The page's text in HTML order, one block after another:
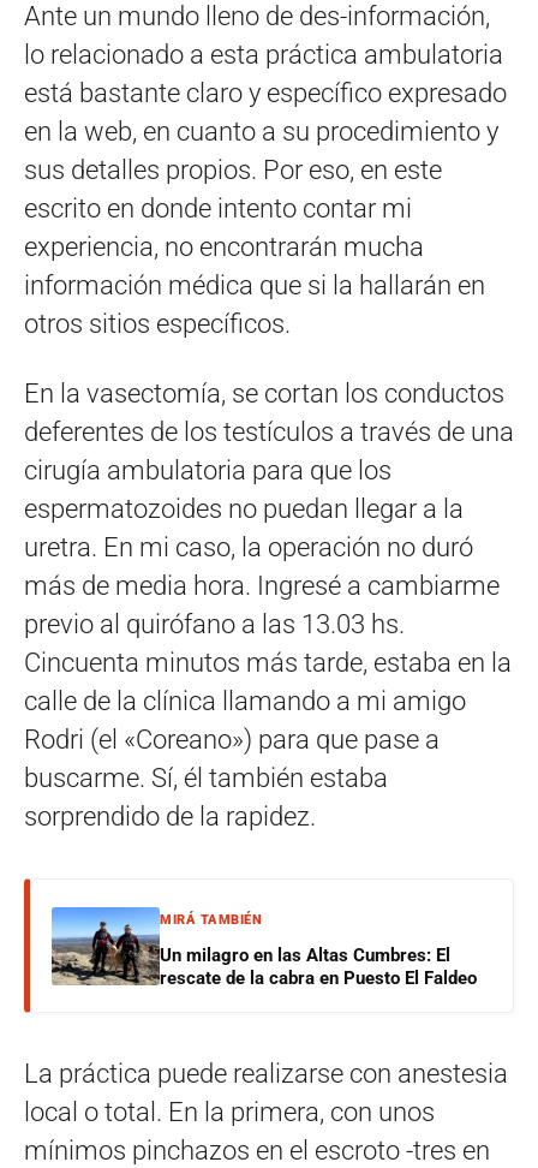
Ante un mundo lleno de des-información,
lo relacionado a esta práctica ambulatoria
está bastante claro y específico expresado
en la web, en cuanto a su procedimiento y
sus detalles propios. Por eso, en este
escrito en donde intento contar mi
experiencia, no encontrarán mucha
información médica que si la hallarán en
otros sitios específicos.
En la vasectomía, se cortan los conductos
deferentes de los testículos a través de una
cirugía ambulatoria para que los
espermatozoides no puedan llegar a la
uretra. En mi caso, la operación no duró
más de media hora. Ingresé a cambiarme
previo al quirófano a las 13.03 hs.
Cincuenta minutos más tarde, estaba en la
calle de la clínica llamando a mi amigo
Rodri (el «Coreano») para que pase a
buscarme. Sí, él también estaba
sorprendido de la rapidez.
MIRÁ TAMBIÉN
Un milagro en las Altas Cumbres: El
rescate de la cabra en Puesto El Faldeo
La práctica puede realizarse con anestesia
local o total. En la primera, con unos
mínimos pinchazos en el escroto -tres en